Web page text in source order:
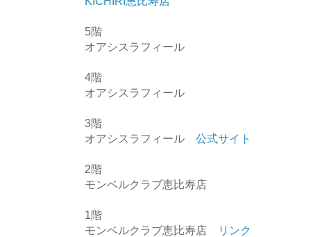
5階
オアシスラフィール
4階
オアシスラフィール
3階
オアシスラフィール 公式サイト
2階
モンベルクラブ恵比寿店
1階
モンベルクラブ恵比寿店
リンク